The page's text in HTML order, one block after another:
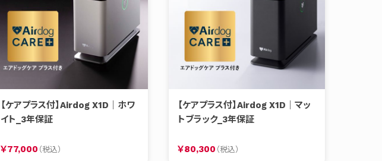
【ケアプラス付】Airdog X1D｜ホワ
イト_3年保証
￥77,000
【ケアプラス付】Airdog X1D｜マッ
トブラック_3年保証
￥80,300